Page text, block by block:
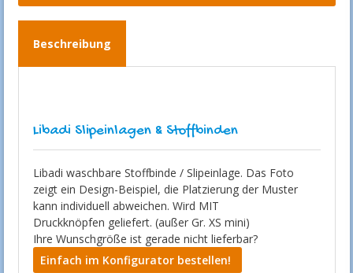
Beschreibung
Libadi Slipeinlagen & Stoffbinden
Libadi waschbare Stoffbinde / Slipeinlage. Das Foto
zeigt ein Design-Beispiel, die Platzierung der Muster
kann individuell abweichen. Wird MIT
Druckknöpfen geliefert. (außer Gr. XS mini)
Ihre Wunschgröße ist gerade nicht lieferbar?
Einfach im Konfigurator bestellen!